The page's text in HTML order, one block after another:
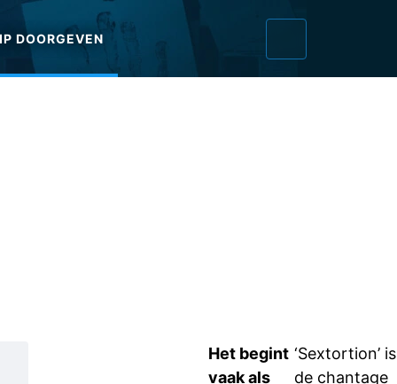
DOORGEVEN
Het begint
vaak als
‘Sextortion’ is
de chantage